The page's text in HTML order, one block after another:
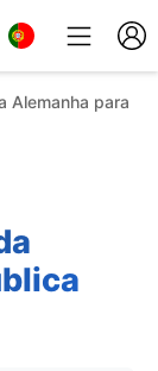
Alemanha para